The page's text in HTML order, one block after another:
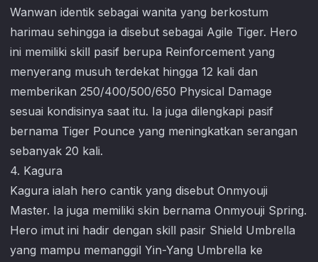
Wanwan identik sebagai wanita yang berkostum
harimau sehingga ia disebut sebagai Agile Tiger. Hero
ini memiliki skill pasif berupa Reinforcement yang
menyerang musuh terdekat hingga 12 kali dan
memberikan 250/400/500/650 Physical Damage
sesuai kondisinya saat itu. Ia juga dilengkapi pasif
bernama Tiger Pounce yang meningkatkan serangan
sebanyak 20 kali.
4. Kagura
Kagura ialah hero cantik yang disebut Onmyouji
Master. Ia juga memiliki skin bernama Onmyouji Spring.
Hero imut ini hadir dengan skill pasir Shield Umbrella
yang mampu memanggil Yin-Yang Umbrella ke